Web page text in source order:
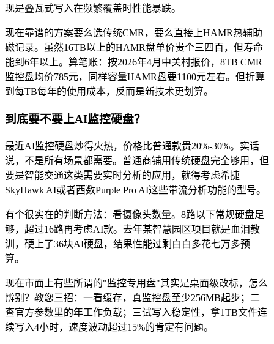
现是叠瓦式写入在频繁覆盖时性能暴跌。
现在靠谱的方案要么选传统CMR，要么直接上HAMR热辅助
磁记录。虽然16TB以上的HAMR盘单价贵个三四百，但寿命
能到6年以上。算笔账：按2026年4月中关村报价，8TB CMR
监控盘均价785元，同样容量HAMR盘要1100元左右。但折算
到每TB每年的使用成本，反而是新技术更划算。
到底要不要上AI监控硬盘？
最近AI监控硬盘炒得火热，价格比普通款贵20%-30%。实话
说，不是所有场景都需要。普通商铺用传统硬盘完全够用，但
要是智能交通这类需要实时分析的应用，就得考虑希捷
SkyHawk AI或者西数Purple Pro AI这些带流分析功能的型号。
有个很实在的判断方法：看摄像头数量。8路以下常规硬盘足
够，超过16路再考虑AI款。去年某智慧园区项目就是血泪教
训，硬上了36块AI硬盘，结果性能过剩白白多花七万多预
算。
现在市面上有些所谓的"监控专用盘"其实是桌面级改标，怎么
辨别？教您三招：一看缓存，真监控盘至少256MB起步；二
查官方参数里的年工作负载；三试写入稳定性，拿1TB文件连
续写入4小时，速度波动超过15%的肯定有问题。